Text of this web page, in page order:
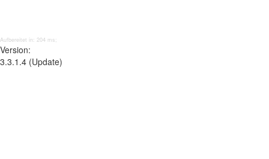
Aufbereitet in: 204 ms;
Version:
3.3.1.4 (Update)